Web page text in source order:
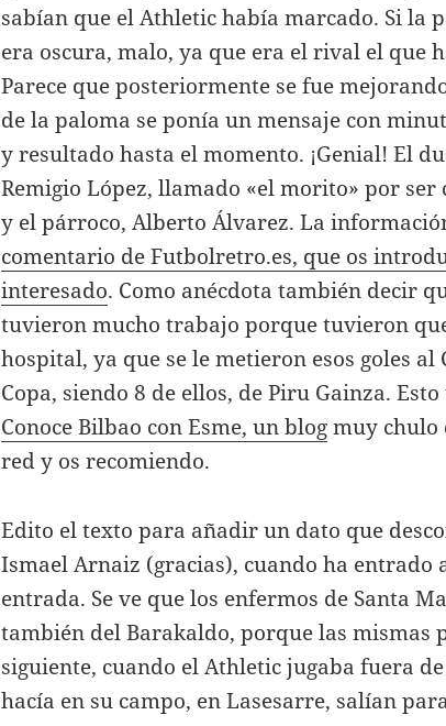
sabían que el Athletic había marcado. Si la
era oscura, malo, ya que era el rival el que
Parece que posteriormente se fue
de la paloma se ponía un mensaje con
y resultado hasta el momento. ¡Genial! El
Remigio López, llamado «el morito» por
y el párroco, Alberto Álvarez. La
comentario de Futbolretro.es, que os
interesado. Como anécdota también decir
tuvieron mucho trabajo porque tuvieron
hospital, ya que se le metieron esos goles
Copa, siendo 8 de ellos, de Piru Gainza.
Conoce Bilbao con Esme, un blogmuy chulo
red y os recomiendo.
Edito el texto para añadir un dato que
Ismael Arnaiz (gracias), cuando ha entrado
entrada. Se ve que los enfermos de Santa
también del Barakaldo, porque las mismas
siguiente, cuando el Athletic jugaba fuera
hacía en su campo, en Lasesarre, salían